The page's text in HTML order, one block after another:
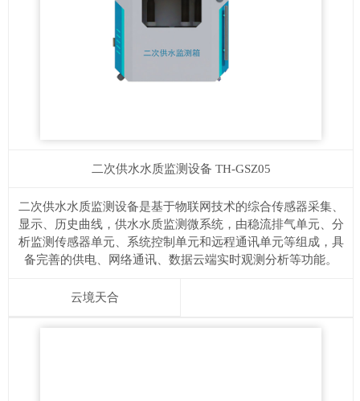
二次供水水质监测设备 TH-GSZ05
二次供水水质监测设备​是基于物联网技术的综合传感器采集、
显示、历史曲线，供水水质监测微系统，由稳流排气单元、分
析监测传感器单元、系统控制单元和远程通讯单元等组成，具
备完善的供电、网络通讯、数据云端实时观测分析等功能。
云境天合